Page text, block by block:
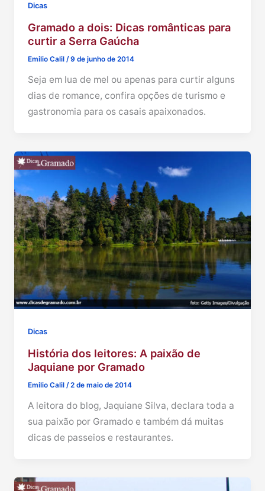
Dicas
Gramado a dois: Dicas românticas para
curtir a Serra Gaúcha
Emilio Calil/9 de junho de 2014
Seja em lua de mel ou apenas para curtir alguns
dias de romance, confira opções de turismo e
gastronomia para os casais apaixonados.
Dicas
História dos leitores: A paixão de
Jaquiane por Gramado
Emilio Calil/2 de maio de 2014
A leitora do blog, Jaquiane Silva, declara toda a
sua paixão por Gramado e também dá muitas
dicas de passeios e restaurantes.